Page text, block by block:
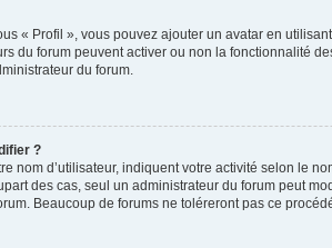
« Profil », vous pouvez ajouter un avatar en
du forum peuvent activer ou non la fonctionnalité
du forum.
?
nom d’utilisateur, indiquent votre activité selon le
des cas, seul un administrateur du forum peut
Beaucoup de forums ne toléreront pas ce